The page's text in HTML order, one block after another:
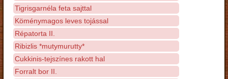
Tigrisgarnéla feta sajttal
Köménymagos leves tojással
Répatorta II.
Ribizlis *mutymurutty*
Cukkinis-tejszínes rakott hal
Forralt bor II.